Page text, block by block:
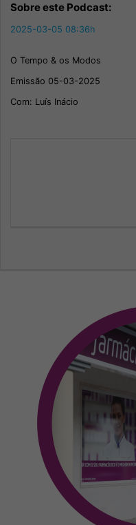
Sobre este Podcast:
2025-03-05 08:36h
O Tempo & os Modos
Emissão 05-03-2025
Com: Luís Inácio